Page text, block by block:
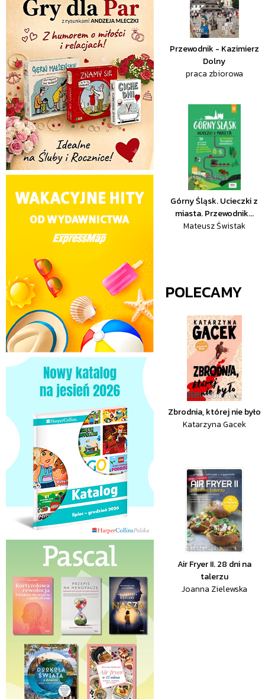
Przewodnik - Kazimierz
Dolny
praca zbiorowa
Górny Śląsk. Ucieczki z
miasta. Przewodnik...
Mateusz Świstak
POLECAMY
Zbrodnia, której nie było
Katarzyna Gacek
Air Fryer II. 28 dni na
talerzu
Joanna Zielewska